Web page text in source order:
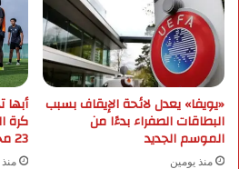
"
«يويفا» يعدل لائحة الإيقاف بسبب
البطاقات الصفراء بدءًا من
الموسم الجديد
منذ يومين
كرة
23 محترفاً
منذ 5 أيام